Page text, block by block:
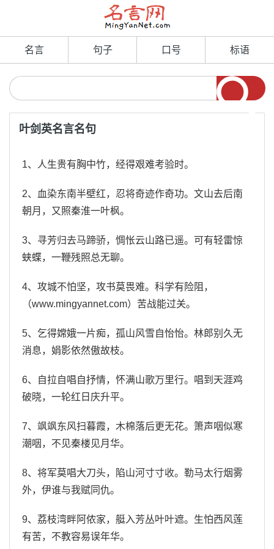
名言 句子 口号 标语
叶剑英名言名句
1、人生贵有胸中竹，经得艰难考验时。
2、血染东南半壁红，忍将奇迹作奇功。文山去后南
朝月，又照秦淮一叶枫。
3、寻芳归去马蹄骄，惆怅云山路已遥。可有轻雷惊
蛱蝶，一鞭残照总无聊。
4、攻城不怕坚，攻书莫畏难。科学有险阻，
（www.mingyannet.com）苦战能过关。
5、乞得嫦娥一片痴，孤山风雪自怡怡。林郎别久无
消息，娟影依然傲故枝。
6、自拉自唱自抒情，怀满山歌万里行。唱到天涯鸡
破晓，一轮红日庆升平。
7、飒飒东风扫暮霞，木棉落后更无花。箫声咽似寒
潮咽，不见秦楼见月华。
8、将军莫唱大刀头，陷山河寸寸收。勒马太行烟雾
外，伊谁与我赋同仇。
9、荔枝湾畔阿侬家，艇入芳丛叶叶遮。生怕西风莲
有苦，不教容易误年华。